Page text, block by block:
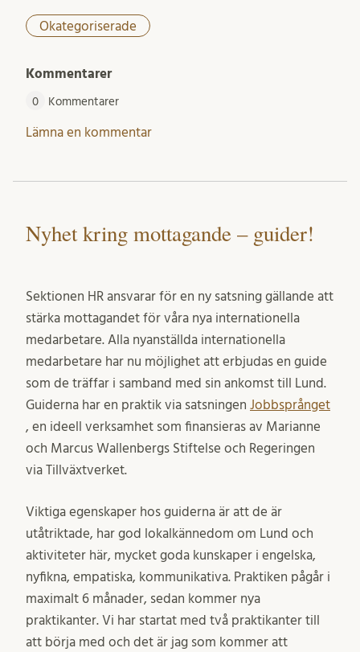
Okategoriserade
Kommentarer
0 Kommentarer
Lämna en kommentar
Nyhet kring mottagande – guider!
Sektionen HR ansvarar för en ny satsning gällande att
stärka mottagandet för våra nya internationella
medarbetare. Alla nyanställda internationella
medarbetare har nu möjlighet att erbjudas en guide
som de träffar i samband med sin ankomst till Lund.
Guiderna har en praktik via satsningen Jobbsprånget
, en ideell verksamhet som finansieras av Marianne
och Marcus Wallenbergs Stiftelse och Regeringen
via Tillväxtverket.
Viktiga egenskaper hos guiderna är att de är
utåtriktade, har god lokalkännedom om Lund och
aktiviteter här, mycket goda kunskaper i engelska,
nyfikna, empatiska, kommunikativa. Praktiken pågår i
maximalt 6 månader, sedan kommer nya
praktikanter. Vi har startat med två praktikanter till
att börja med och det är jag som kommer att